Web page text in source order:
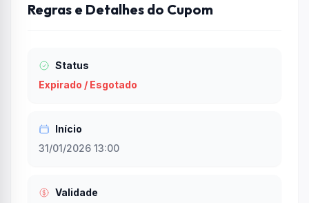
Regras e Detalhes do Cupom
Status
Expirado / Esgotado
Início
31/01/2026 13:00
Validade